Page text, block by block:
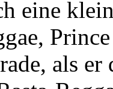
eine
als